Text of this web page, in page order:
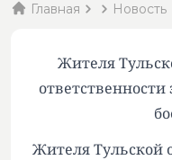
Главная Новость
Жителя
Жителя Тульской